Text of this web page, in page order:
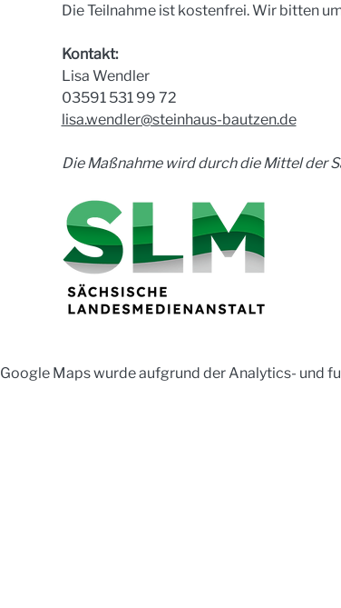
Die Teilnahme ist kostenfrei. Wir bitten
Kontakt:
Lisa Wendler
03591 531 99 72
lisa.wendler@steinhaus-bautzen.de
Die Maßnahme wird durch die Mittel der
Google Maps wurde aufgrund der Analytics- und